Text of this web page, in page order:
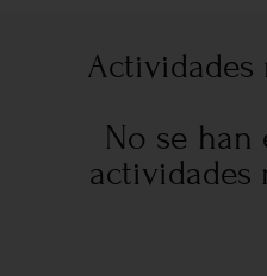
Actividades
No se han
actividades